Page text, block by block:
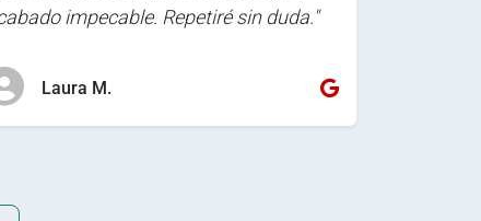
impecable. Repetiré sin duda."
Laura M.